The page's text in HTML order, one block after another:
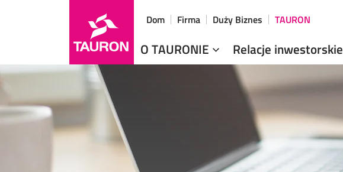
Dom Firma Duży Biznes
TAURON
O TAURONIE Relacje inwestorskie